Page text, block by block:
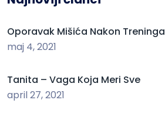
Oporavak Mišića Nakon Treninga
maj 4, 2021
Tanita – Vaga Koja Meri Sve
april 27, 2021